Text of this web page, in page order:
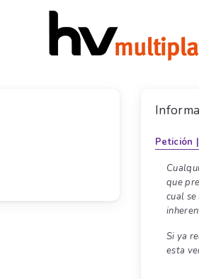
Petición |
que
cual
Si ya
esta